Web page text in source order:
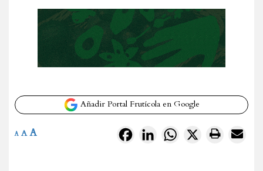
Añadir Portal Frutícola en Google
FacebookLinkedInWhatsApp
X
A A A